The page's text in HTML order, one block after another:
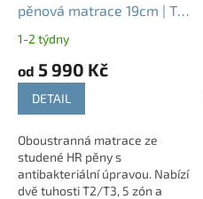
pěnová matrace 19cm | T2
1-2 týdny
od 5 990 Kč
DETAIL
Oboustranná matrace ze
studené HR pěny s
antibakteriální úpravou. Nabízí
dvě tuhosti T2/T3, 5 zón a